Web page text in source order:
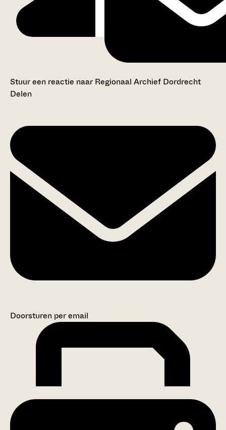
Stuur een reactie naar Regionaal Archief Dordrecht
Delen
Doorsturen per email